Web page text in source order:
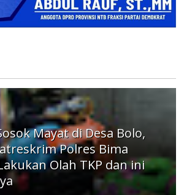
Mayat di Desa Bolo,
Polres Bima
Olah TKP dan ini